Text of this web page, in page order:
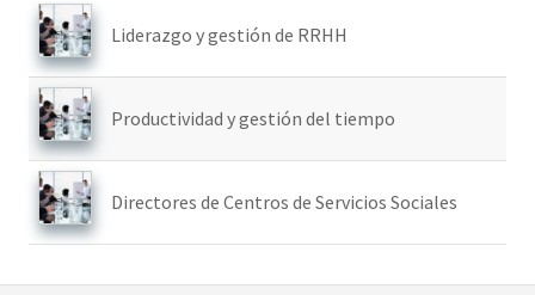
Liderazgo y gestión de RRHH
Productividad y gestión del tiempo
Directores de Centros de Servicios Sociales